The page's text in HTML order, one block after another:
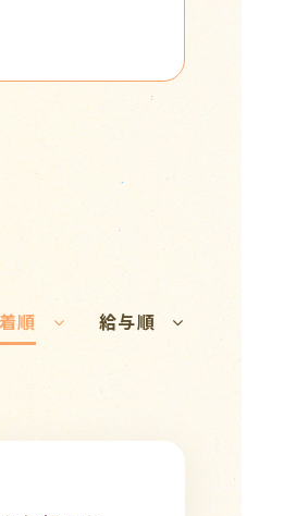
順 給与順